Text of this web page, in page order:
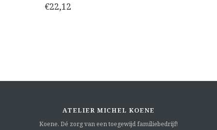
€22,12
ATELIER MICHEL KOENE
Koene. Dé zorg van een toegewijd familiebedrijf!